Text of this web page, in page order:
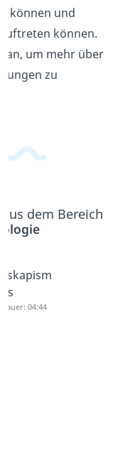
können und
können.
an, um mehr über
zu
dem Bereich
Eskapism
us
Dauer: 04:44